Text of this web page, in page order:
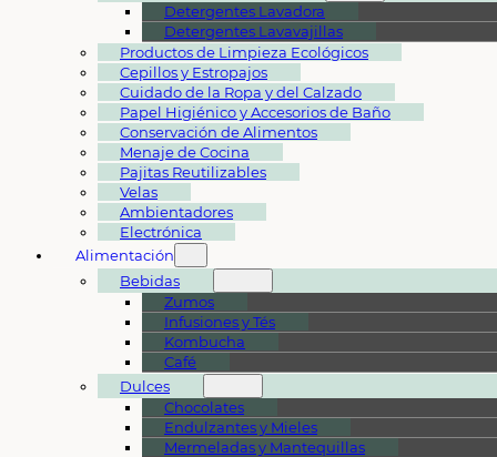
Detergentes Lavadora
Detergentes Lavavajillas
Productos de Limpieza Ecológicos
Cepillos y Estropajos
Cuidado de la Ropa y del Calzado
Papel Higiénico y Accesorios de Baño
Conservación de Alimentos
Menaje de Cocina
Pajitas Reutilizables
Velas
Ambientadores
Electrónica
Alimentación
Bebidas
Zumos
Infusiones y Tés
Kombucha
Café
Dulces
Chocolates
Endulzantes y Mieles
Mermeladas y Mantequillas